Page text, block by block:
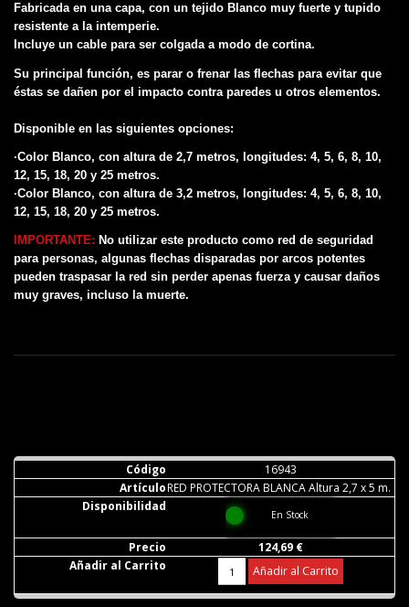
Fabricada en una capa, con un tejido Blanco muy fuerte y tupido
resistente a la intemperie.
Incluye un cable para ser colgada a modo de cortina.
Su principal función, es parar o frenar las flechas para evitar que
éstas se dañen por el impacto contra paredes u otros elementos.
Disponible en las siguientes opciones:
·Color Blanco, con altura de 2,7 metros, longitudes: 4, 5, 6, 8, 10,
12, 15, 18, 20 y 25 metros.
·Color Blanco, con altura de 3,2 metros, longitudes: 4, 5, 6, 8, 10,
12, 15, 18, 20 y 25 metros.
IMPORTANTE: No utilizar este producto como red de seguridad
para personas, algunas flechas disparadas por arcos potentes
pueden traspasar la red sin perder apenas fuerza y causar daños
muy graves, incluso la muerte.
16943
RED PROTECTORA BLANCA Altura 2,7 x 5 m.
En Stock
124,69 €
Añadir al Carrito